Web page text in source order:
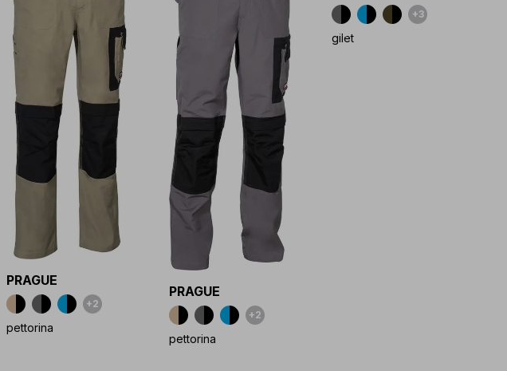
PRAGUE
+2
pettorina
PRAGUE
+2
pettorina
+3
+3
gilet